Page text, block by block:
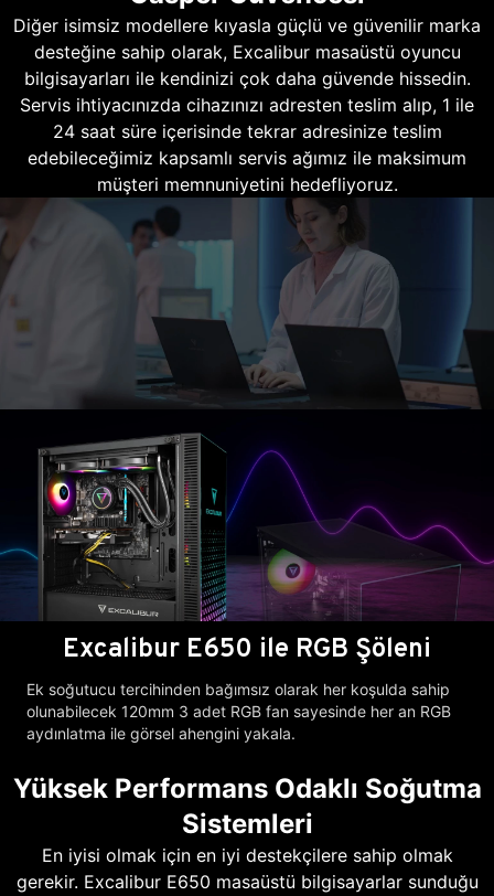
Diğer isimsiz modellere kıyasla güçlü ve güvenilir marka
desteğine sahip olarak, Excalibur masaüstü oyuncu
bilgisayarları ile kendinizi çok daha güvende hissedin.
Servis ihtiyacınızda cihazınızı adresten teslim alıp, 1 ile
24 saat süre içerisinde tekrar adresinize teslim
edebileceğimiz kapsamlı servis ağımız ile maksimum
müşteri memnuniyetini hedefliyoruz.
Excalibur E650 ile RGB Şöleni
Ek soğutucu tercihinden bağımsız olarak her koşulda sahip
olunabilecek 120mm 3 adet RGB fan sayesinde her an RGB
aydınlatma ile görsel ahengini yakala.
Yüksek Performans Odaklı Soğutma
Sistemleri
En iyisi olmak için en iyi destekçilere sahip olmak
gerekir. Excalibur E650 masaüstü bilgisayarlar sunduğu